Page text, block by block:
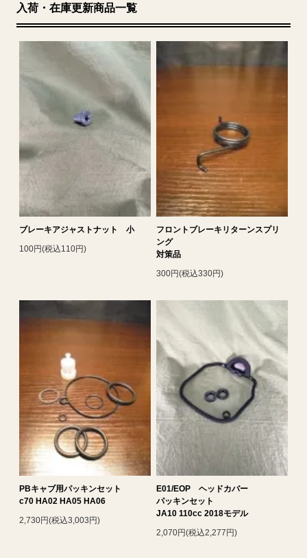
入荷・在庫更新商品一覧
ブレーキアジャストナット 小
100円(税込110円)
フロントブレーキリターンスプリ
ング
対策品
300円(税込330円)
PBキャブ用パッキンセット
c70 HA02 HA05 HA06
2,730円(税込3,003円)
E01/EOP ヘッドカバー
パッキンセット
JA10 110cc 2018モデル
2,070円(税込2,277円)